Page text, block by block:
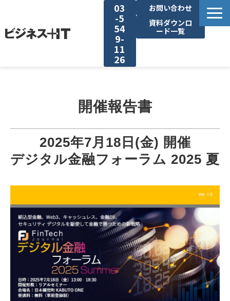
03
-5
54
9-
11
26
お問い合わせ
資料ダウンロ
ード一覧
リード収集がしたい
アンケート調査がしたい
企画資料ダウンロード
ブログ
開催報告書
2025年7月18日(金) 開催
デジタル金融フォーラム 2025 夏